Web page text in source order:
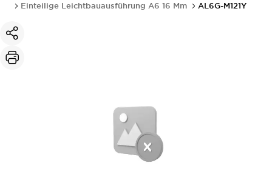
Einteilige Leichtbauausführung A6 16 Mm
AL6G-M121Y